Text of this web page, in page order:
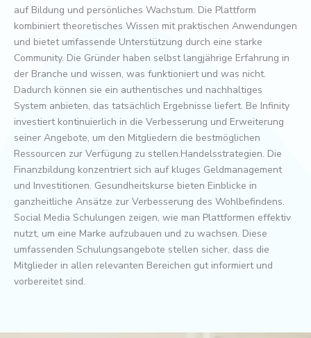
auf Bildung und persönliches Wachstum. Die Plattform
kombiniert theoretisches Wissen mit praktischen Anwendungen
und bietet umfassende Unterstützung durch eine starke
Community. Die Gründer haben selbst langjährige Erfahrung in
der Branche und wissen, was funktioniert und was nicht.
Dadurch können sie ein authentisches und nachhaltiges
System anbieten, das tatsächlich Ergebnisse liefert. Be Infinity
investiert kontinuierlich in die Verbesserung und Erweiterung
seiner Angebote, um den Mitgliedern die bestmöglichen
Ressourcen zur Verfügung zu stellen.Handelsstrategien. Die
Finanzbildung konzentriert sich auf kluges Geldmanagement
und Investitionen. Gesundheitskurse bieten Einblicke in
ganzheitliche Ansätze zur Verbesserung des Wohlbefindens.
Social Media Schulungen zeigen, wie man Plattformen effektiv
nutzt, um eine Marke aufzubauen und zu wachsen. Diese
umfassenden Schulungsangebote stellen sicher, dass die
Mitglieder in allen relevanten Bereichen gut informiert und
vorbereitet sind.